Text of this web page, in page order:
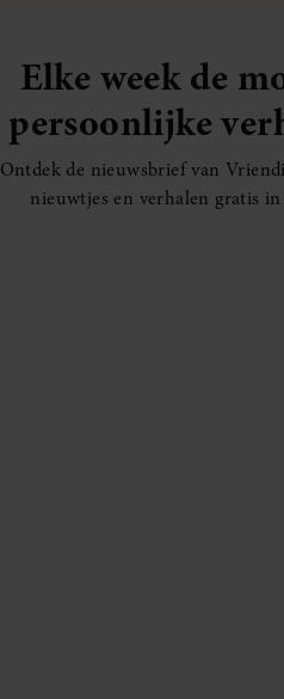
Elke week de
persoonlijke
Ontdek de nieuwsbrief van
nieuwtjes en verhalen gratis